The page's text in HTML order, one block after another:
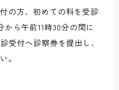
の方、初めての科を受診
ら午前11時30分の間に
受付へ診察券を提出し、
。